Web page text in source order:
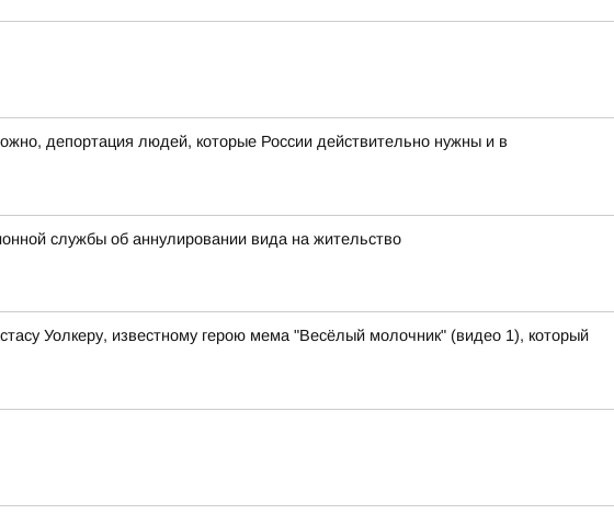
депортация людей, которые России действительно нужны и в
службы об аннулировании вида на жительство
Уолкеру, известному герою мема "Весёлый молочник" (видео 1), который